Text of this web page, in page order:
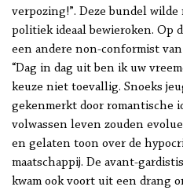
verpozing!”. Deze bundel
politiek ideaal bewieroken. Op
een andere non-conformist
“Dag in dag uit ben ik uw
keuze niet toevallig. Snoeks
gekenmerkt door romantische
volwassen leven zouden
en gelaten toon over de
maatschappij. De avant-
kwam ook voort uit een drang